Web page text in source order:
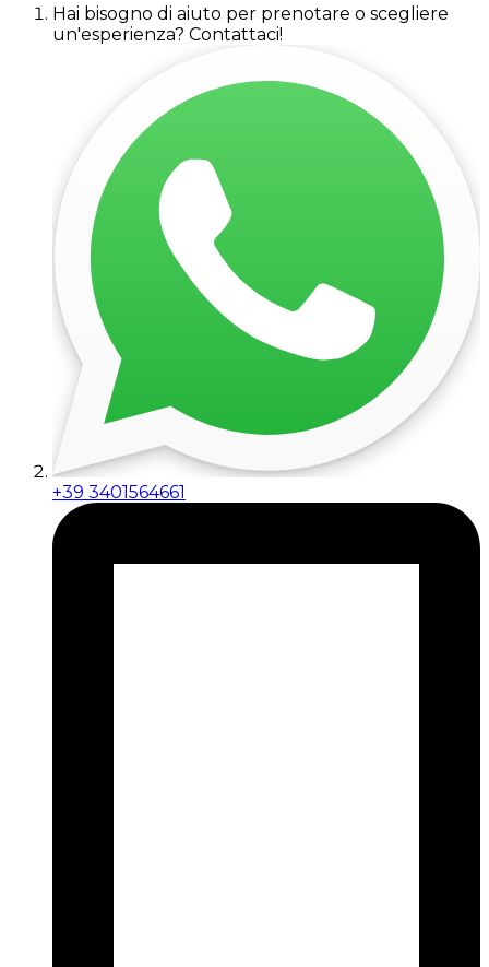
Hai bisogno di aiuto per prenotare o scegliere
un'esperienza? Contattaci!
+39 3401564661